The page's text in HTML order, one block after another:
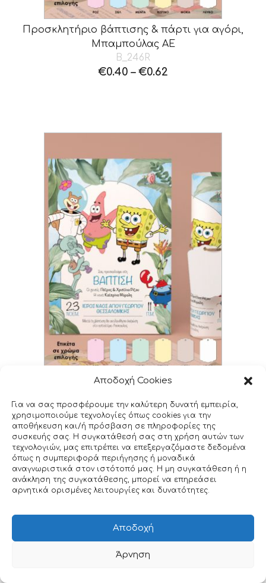
Αποδοχή Cookies
Για να σας προσφέρουμε την καλύτερη δυνατή εμπειρία,
χρησιμοποιούμε τεχνολογίες όπως cookies για την
αποθήκευση και/ή πρόσβαση σε πληροφορίες της
συσκευής σας. Η συγκατάθεσή σας στη χρήση αυτών των
τεχνολογιών, μας επιτρέπει να επεξεργαζόμαστε δεδομένα
όπως η συμπεριφορά περιήγησης ή μοναδικά
αναγνωριστικά στον ιστότοπό μας. Η μη συγκατάθεση ή η
ανάκληση της συγκατάθεσης, μπορεί να επηρεάσει
αρνητικά ορισμένες λειτουργίες και δυνατότητες.
Αποδοχή
Άρνηση
Προσκλητήριο βάπτισης & πάρτι για αγόρι,
Μπαμπούλας ΑΕ
B_246R
€0.40 – €0.62
Προσκλητήριο βάπτισης & πάρτι για αγόρι,
Μπομπ Σφουγγαράκης
B_272R
€0.40–€ 0.62